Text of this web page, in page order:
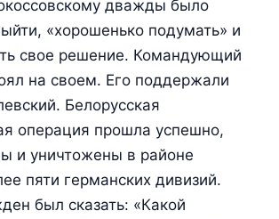
дважды было
«хорошенько подумать» и
свое решение. Командующий
на своем. Его поддержали
Белорусская
операция прошла успешно,
и уничтожены в районе
пяти германских дивизий.
был сказать: «Какой